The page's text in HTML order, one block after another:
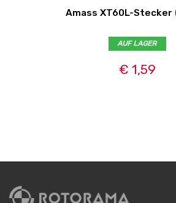
Amass XT60L-Stecker
AUF LAGER
€ 1,59